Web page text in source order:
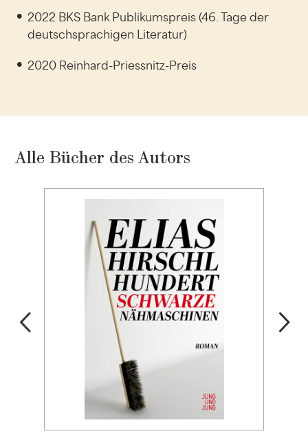
2022 BKS Bank Publikumspreis (46. Tage der
deutschsprachigen Literatur)
2020 Reinhard-Priessnitz-Preis
Alle Bücher des Autors